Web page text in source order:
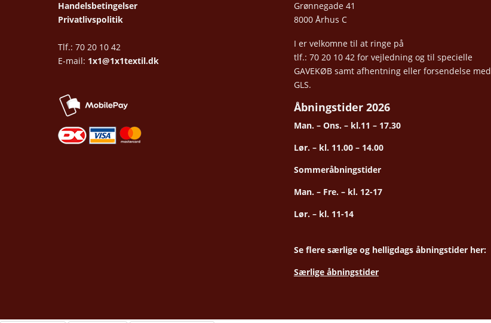
Handelsbetingelser
Privatlivspolitik
Tlf.: 70 20 10 42
E-mail: 1x1@1x1textil.dk
Grønnegade 41
8000 Århus C
I er velkomne til at ringe på
tlf.: 70 20 10 42 for vejledning og til specielle
GAVEKØB samt afhentning eller forsendelse med
GLS.
Åbningstider 2026
Man. – Ons. – kl.11 – 17.30
Lør. – kl. 11.00 – 14.00
Sommeråbningstider
Man. – Fre. – kl. 12-17
Lør. – kl. 11-14
Se flere særlige og helligdags åbningstider her:
Særlige åbningstider